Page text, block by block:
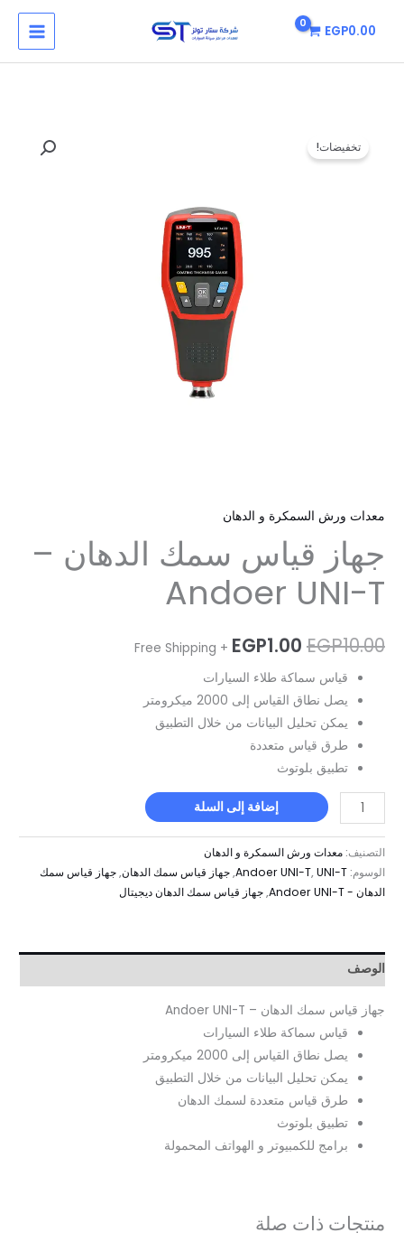
EGP0.00
MAIN
MENU
تخفيضات!
معدات ورش السمكرة و الدهان
جهاز قياس سمك الدهان –
Andoer UNI-T
EGP10.00
EGP10.00.
EGP1.00
هو:
EGP1.00.
+ Free Shipping
قياس سماكة طلاء السيارات
يصل نطاق القياس إلى 2000 ميكرومتر
يمكن تحليل البيانات من خلال التطبيق
طرق قياس متعددة
تطبيق بلوتوث
جهاز
إضافة إلى السلة
التصنيف:معدات ورش السمكرة و الدهان
الوسوم:
Andoer UNI-T,UNI-T
,جهاز قياس سمك الدهان,جهاز قياس سمك
الدهان - Andoer UNI-T
,جهاز قياس سمك الدهان ديجيتال
الوصف
جهاز قياس سمك الدهان – Andoer UNI-T
قياس سماكة طلاء السيارات
يصل نطاق القياس إلى 2000 ميكرومتر
يمكن تحليل البيانات من خلال التطبيق
طرق قياس متعددة لسمك الدهان
تطبيق بلوتوث
برامج للكمبيوتر و الهواتف المحمولة
منتجات ذات صلة